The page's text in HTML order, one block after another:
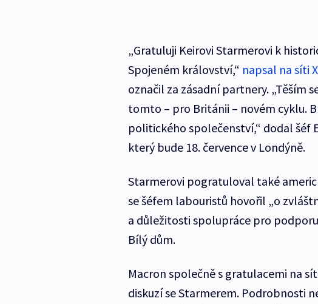
„Gratuluji Keirovi Starmerovi k
Spojeném království,“ napsal na síti X
označil za zásadní partnery. „Těším
tomto – pro Británii – novém cyklu.
politického společenství,“ dodal šéf
který bude 18. července v Londýně.
Starmerovi pogratuloval také
se šéfem labouristů hovořil „o
a důležitosti spolupráce pro
Bílý dům.
Macron společně s gratulacemi na
diskuzí se Starmerem. Podrobnosti